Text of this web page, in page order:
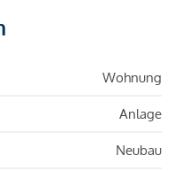
Wohnung
Anlage
Neubau